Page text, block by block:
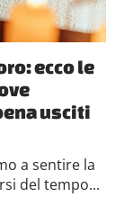
ecco le
usciti
a sentire la
del tempo...